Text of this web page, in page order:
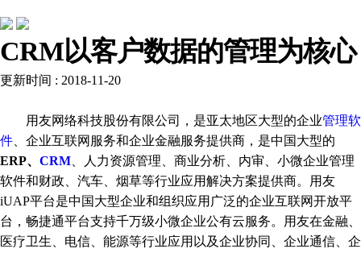
CRM以客户数据的管理为核心
更新时间 : 2018-11-20
用友网络科技股份有限公司，是亚太地区大型的企业管理软
件 、企业互联网服务和企业金融服务提供商，是中国大型的
ERP、 CRM 、人力资源管理、商业分析、内审、小微企业管理
软件和财政、汽车、烟草等行业应用解决方案提供商。用友
iUAP平台是中国大型企业和组织应用广泛的企业互联网开放平
台，畅捷通平台支持千万级小微企业公有云服务。用友在金融、
医疗卫生、电信、能源等行业应用以及企业协同、企业通信、企